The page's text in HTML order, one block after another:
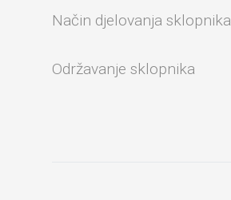
Način djelovanja sklopnika
Održavanje sklopnika